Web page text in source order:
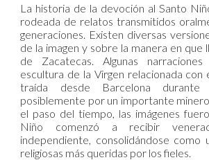
La historia de la devoción al Santo
rodeada de relatos transmitidos
generaciones. Existen diversas
de la imagen y sobre la manera en que
de Zacatecas. Algunas
escultura de la Virgen relacionada con
traída desde Barcelona
posiblemente por un importante
el paso del tiempo, las imágenes
Niño comenzó a recibir
independiente, consolidándose como
religiosas más queridas por los fieles.